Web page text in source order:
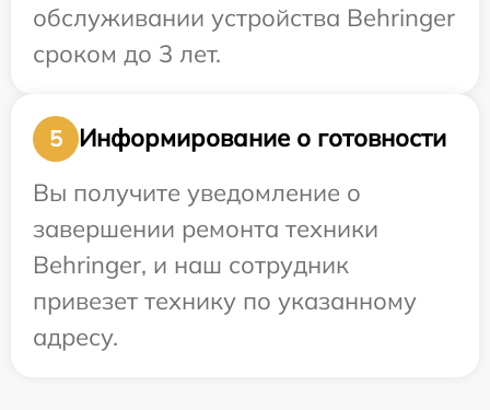
обслуживании устройства Behringer
сроком до 3 лет.
5
Информирование о готовности
Вы получите уведомление о
завершении ремонта техники
Behringer, и наш сотрудник
привезет технику по указанному
адресу.